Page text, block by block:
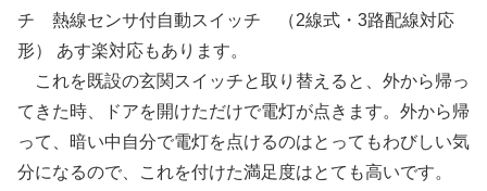
チ 熱線センサ付自動スイッチ （2線式・3路配線対応
形） あす楽対応もあります。
これを既設の玄関スイッチと取り替えると、外から帰っ
てきた時、ドアを開けただけで電灯が点きます。外から帰
って、暗い中自分で電灯を点けるのはとってもわびしい気
分になるので、これを付けた満足度はとても高いです。